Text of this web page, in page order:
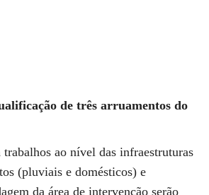
de três arruamentos do
ao nível das infraestruturas
(pluviais e domésticos) e
da área de intervenção serão